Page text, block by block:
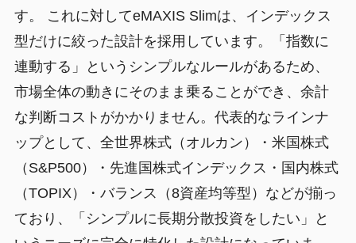
す。 これに対してeMAXIS Slimは、インデックス
型だけに絞った設計を採用しています。「指数に
連動する」というシンプルなルールがあるため、
市場全体の動きにそのまま乗ることができ、余計
な判断コストがかかりません。代表的なラインナ
ップとして、全世界株式（オルカン）・米国株式
（S&P500）・先進国株式インデックス・国内株式
（TOPIX）・バランス（8資産均等型）などが揃っ
ており、「シンプルに長期分散投資をしたい」と